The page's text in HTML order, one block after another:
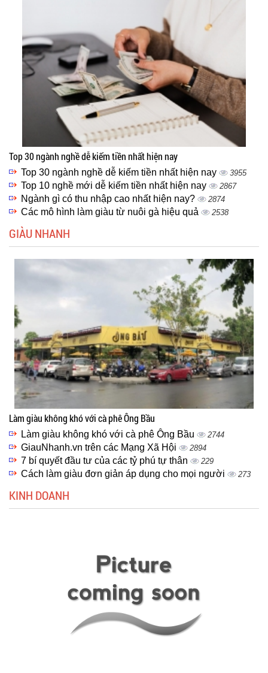
Top 30 ngành nghề dễ kiếm tiền nhất hiện nay
Top 30 ngành nghề dễ kiếm tiền nhất hiện nay 3955
Top 10 nghề mới dễ kiếm tiền nhất hiện nay 2867
Ngành gì có thu nhập cao nhất hiện nay? 2874
Các mô hình làm giàu từ nuôi gà hiệu quả 2538
GIÀU NHANH
Làm giàu không khó với cà phê Ông Bầu
Làm giàu không khó với cà phê Ông Bầu 2744
GiauNhanh.vn trên các Mạng Xã Hội 2894
7 bí quyết đầu tư của các tỷ phú tự thân 229
Cách làm giàu đơn giản áp dụng cho mọi người 273
KINH DOANH